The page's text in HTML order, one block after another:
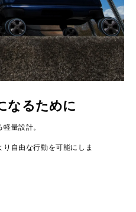
なるために
量設計。
自由な行動を可能にしま